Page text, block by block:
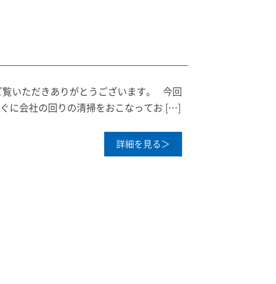
いただきありがとうございます。 今回
に会社の回りの清掃をおこなってお […]
詳細を見る＞